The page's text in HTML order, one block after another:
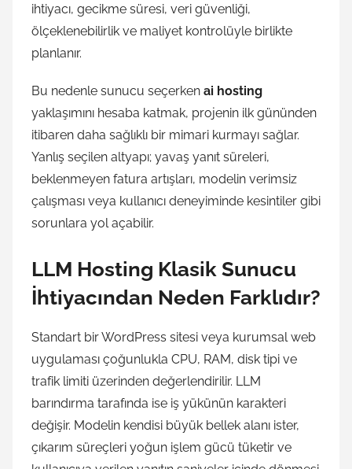
ihtiyacı, gecikme süresi, veri güvenliği,
ölçeklenebilirlik ve maliyet kontrolüyle birlikte
planlanır.
Bu nedenle sunucu seçerken ai hosting
yaklaşımını hesaba katmak, projenin ilk gününden
itibaren daha sağlıklı bir mimari kurmayı sağlar.
Yanlış seçilen altyapı; yavaş yanıt süreleri,
beklenmeyen fatura artışları, modelin verimsiz
çalışması veya kullanıcı deneyiminde kesintiler gibi
sorunlara yol açabilir.
LLM Hosting Klasik Sunucu
İhtiyacından Neden Farklıdır?
Standart bir WordPress sitesi veya kurumsal web
uygulaması çoğunlukla CPU, RAM, disk tipi ve
trafik limiti üzerinden değerlendirilir. LLM
barındırma tarafında ise iş yükünün karakteri
değişir. Modelin kendisi büyük bellek alanı ister,
çıkarım süreçleri yoğun işlem gücü tüketir ve